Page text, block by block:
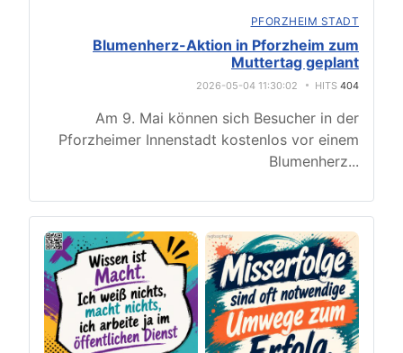
PFORZHEIM STADT
Blumenherz-Aktion in Pforzheim zum
Muttertag geplant
2026-05-04 11:30:02 HITS 404
Am 9. Mai können sich Besucher in der
Pforzheimer Innenstadt kostenlos vor einem
Blumenherz...